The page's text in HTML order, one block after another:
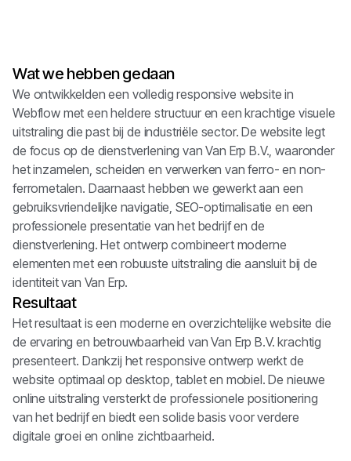
Figma
Wat we hebben gedaan
We ontwikkelden een volledig responsive website in
Webflow met een heldere structuur en een krachtige visuele
uitstraling die past bij de industriële sector. De website legt
de focus op de dienstverlening van Van Erp B.V., waaronder
het inzamelen, scheiden en verwerken van ferro- en non-
ferrometalen. Daarnaast hebben we gewerkt aan een
gebruiksvriendelijke navigatie, SEO-optimalisatie en een
professionele presentatie van het bedrijf en de
dienstverlening. Het ontwerp combineert moderne
elementen met een robuuste uitstraling die aansluit bij de
identiteit van Van Erp.
Resultaat
Het resultaat is een moderne en overzichtelijke website die
de ervaring en betrouwbaarheid van Van Erp B.V. krachtig
presenteert. Dankzij het responsive ontwerp werkt de
website optimaal op desktop, tablet en mobiel. De nieuwe
online uitstraling versterkt de professionele positionering
van het bedrijf en biedt een solide basis voor verdere
digitale groei en online zichtbaarheid.